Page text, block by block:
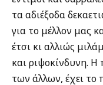
τα αδιέξοδα
για το μέλλον μας
έτσι κι αλλιώς
και ριψοκίνδυνη.
των άλλων, έχει το